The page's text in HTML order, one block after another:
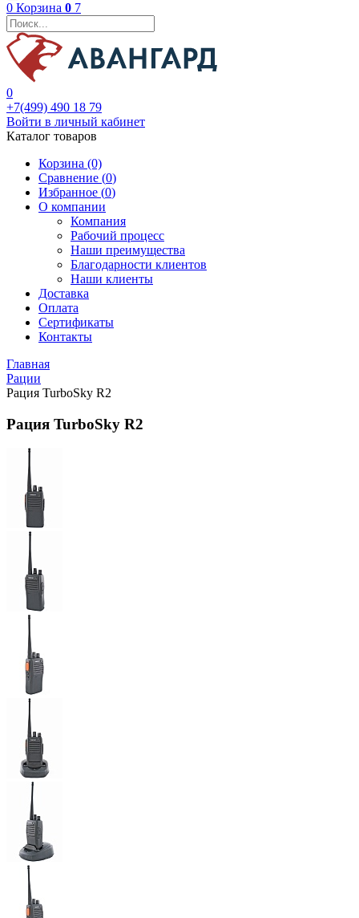
0 Корзина 0 7
0
+7(499) 490 18 79
Войти в личный кабинет
Каталог товаров
Корзина (0)
Сравнение (0)
Избранное (0)
О компании
Компания
Рабочий процесс
Наши преимущества
Благодарности клиентов
Наши клиенты
Доставка
Оплата
Сертификаты
Контакты
Главная
Рации
Рация TurboSky R2
Рация TurboSky R2